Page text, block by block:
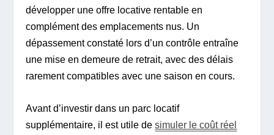
développer une offre locative rentable en
complément des emplacements nus. Un
dépassement constaté lors d’un contrôle entraîne
une mise en demeure de retrait, avec des délais
rarement compatibles avec une saison en cours.
Avant d’investir dans un parc locatif
supplémentaire, il est utile desimuler le coût réel